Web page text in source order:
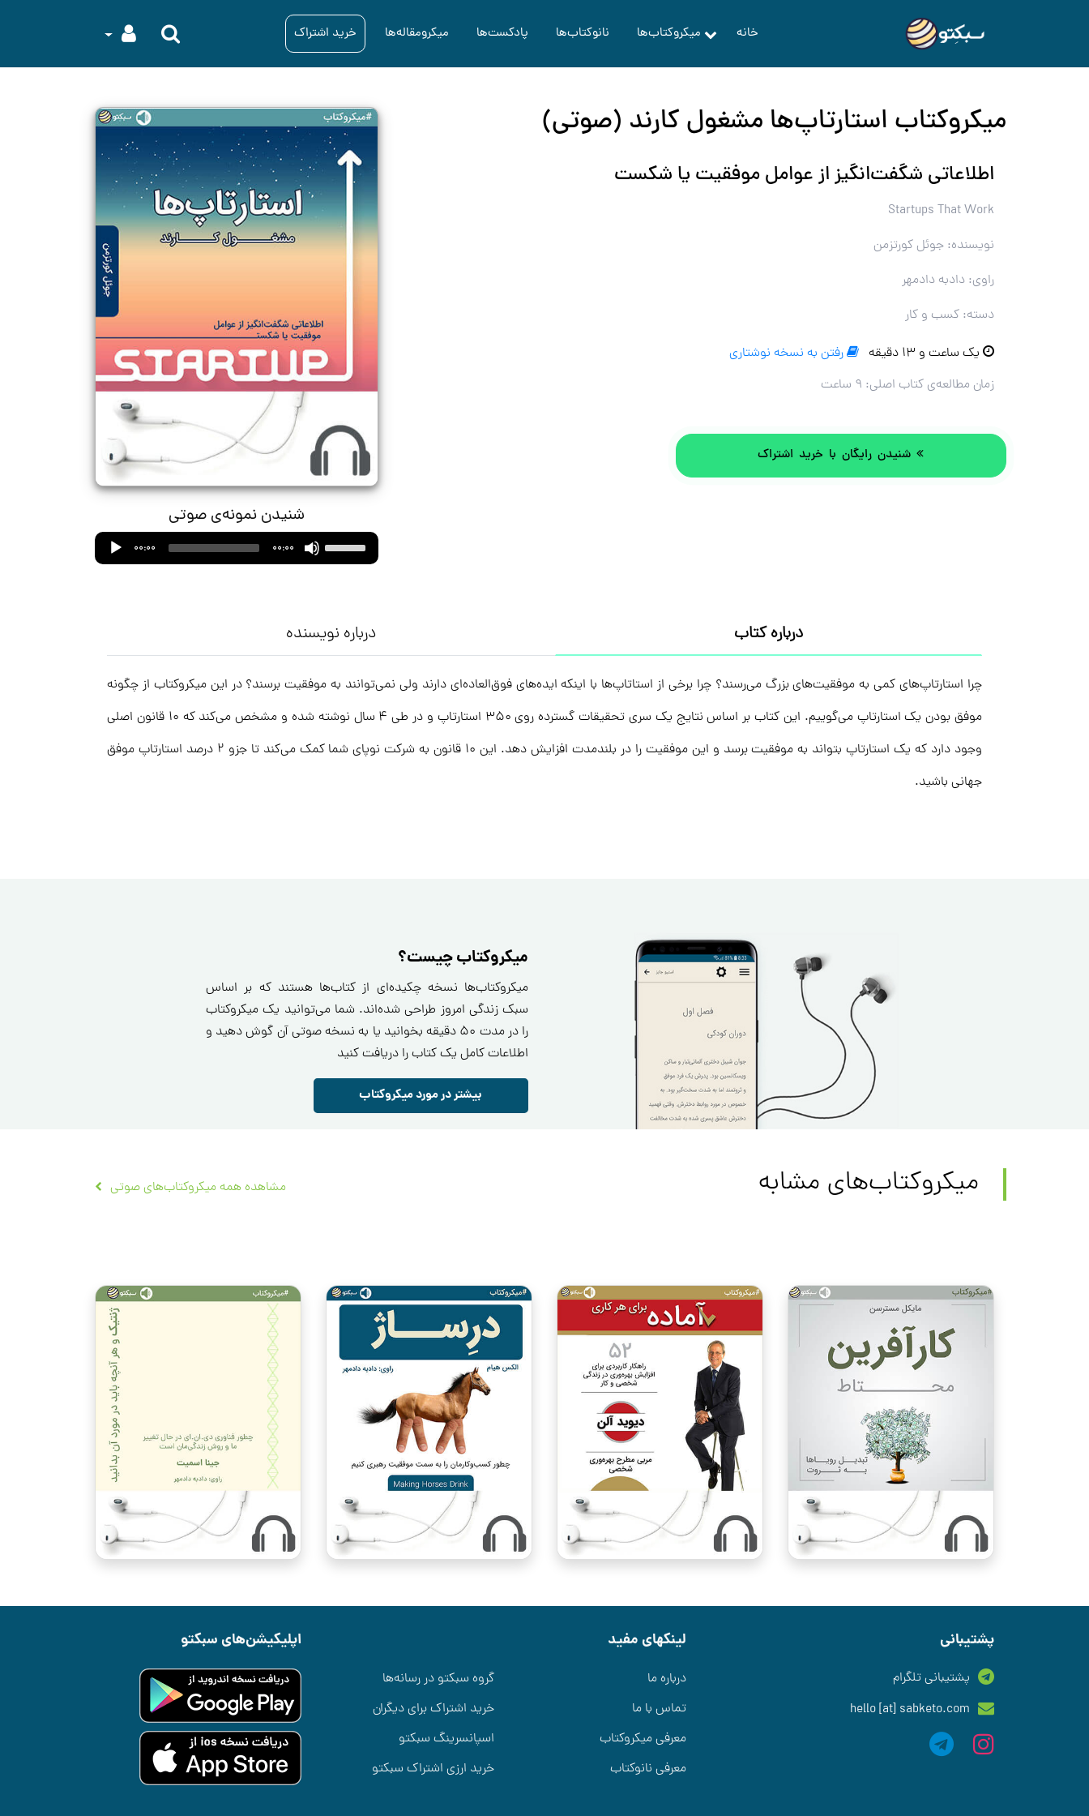
خانه میکروکتاب‌ها نانوکتاب‌ها پادکست‌ها میکرومقاله‌ها خرید اشتراک
میکروکتاب استارتاپ‌ها مشغول کارند (صوتی)
اطلاعاتی شگفت‌انگیز از عوامل موفقیت یا شکست
Startups That Work
نویسنده: جوئل کورتزمن
راوی: دادبه دادمهر
دسته: کسب و کار
یک ساعت و ۱۳ دقیقه
رفتن به نسخه نوشتاری
زمان مطالعه‌ی کتاب اصلی: ۹ ساعت
شنیدن رایگان با خرید اشتراک
شنیدن نمونه‌ی صوتی
Audio
Player
00:00 00:00
Use
Up/Down
to
increase
decrease
volume.
درباره کتاب درباره نویسنده
چرا استارتاپ‌های کمی به موفقیت‌های بزرگ می‌رسند؟ چرا برخی از استاتاپ‌ها با اینکه ایده‌های فوق‌العاده‌ای دارند ولی نمی‌توانند به موفقیت برسند؟ در این میکروکتاب از چگونه
موفق بودن یک استارتاپ می‌گوییم. این کتاب بر اساس نتایج یک سری تحقیقات گسترده روی ۳۵۰ استارتاپ و در طی ۴ سال نوشته شده و مشخص می‌کند که ۱۰ قانون اصلی
وجود دارد که یک استارتاپ بتواند به موفقیت برسد و این موفقیت را در بلندمدت افزایش دهد. این ۱۰ قانون به شرکت نوپای شما کمک می‌کند تا جزو ۲ درصد استارتاپ موفق
جهانی باشید.
میکروکتاب چیست؟
میکروکتاب‌ها نسخه چکیده‌ای از کتاب‌ها هستند که بر اساس
سبک زندگی امروز طراحی شده‌اند. شما می‌توانید یک میکروکتاب
را در مدت ۵۰ دقیقه بخوانید یا به نسخه صوتی آن گوش دهید و
اطلاعات کامل یک کتاب را دریافت کنید
بیشتر در مورد میکروکتاب
میکروکتاب‌های مشابه مشاهده همه میکروکتاب‌های صوتی
پشتیبانی
پشتیبانی تلگرام
hello [at] sabketo.com
لینکهای مفید
درباره ما
تماس با ما
معرفی میکروکتاب
معرفی نانوکتاب
گروه سبکتو در رسانه‌ها
خرید اشتراک برای دیگران
اسپانسرینگ سبکتو
خرید ارزی اشتراک سبکتو
اپلیکیشن‌های سبکتو